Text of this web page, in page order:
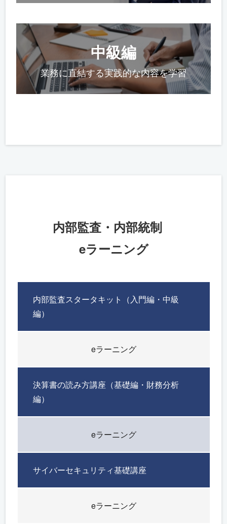
中級編
業務に直結する実践的な内容を学習
内部監査・内部統制
eラーニング
内部監査スタータキット（入門編・中級
編）
eラーニング
決算書の読み方講座（基礎編・財務分析
編）
eラーニング
サイバーセキュリティ基礎講座
eラーニング